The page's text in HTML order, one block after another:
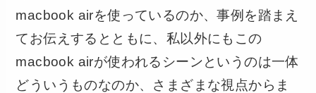
macbook airを使っているのか、事例を踏まえ
てお伝えするとともに、私以外にもこの
macbook airが使われるシーンというのは一体
どういうものなのか、さまざまな視点からま